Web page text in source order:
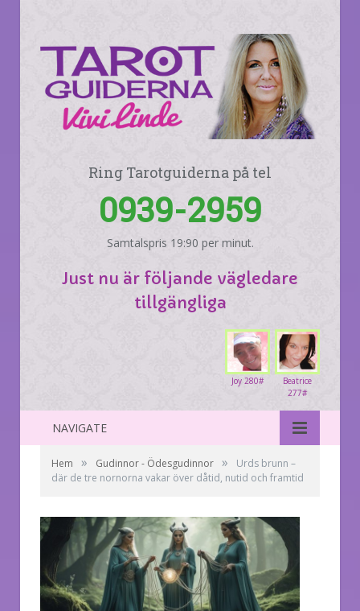
Ring Tarotguiderna på tel
0939-2959
Samtalspris 19:90 per minut.
Just nu är följande vägledare
tillgängliga
Beatrice
277#
Joy 280#
NAVIGATE
Hem » Gudinnor - Ödesgudinnor »
Urds brunn –
där de tre nornorna vakar över dåtid, nutid och framtid